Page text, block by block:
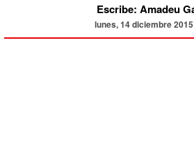
Escribe: Amadeu
lunes, 14 diciembre